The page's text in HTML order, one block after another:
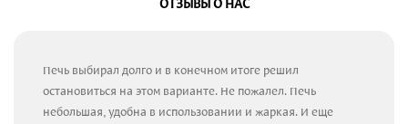
ОТЗЫВЫ О НАС
Печь выбирал долго и в конечном итоге решил
остановиться на этом варианте. Не пожалел. Печь
небольшая, удобна в использовании и жаркая. И еще